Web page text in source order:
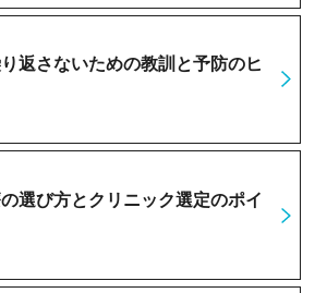
返さないための教訓と予防のヒ
選び方とクリニック選定のポイ